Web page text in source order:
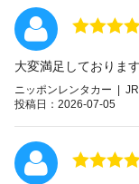
大変満足しております
ニッポンレンタカー |
投稿日：2026-07-05